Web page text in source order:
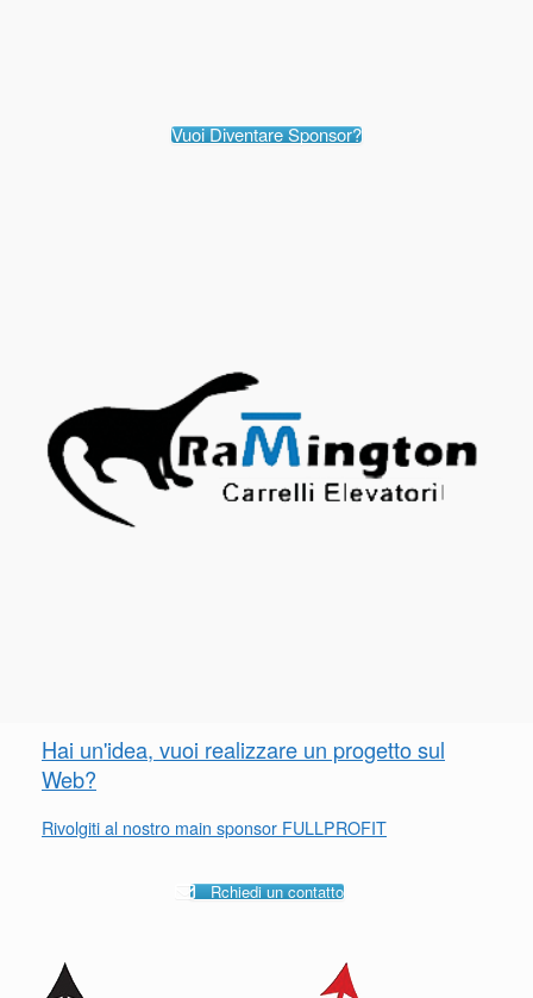
Vuoi Diventare Sponsor?
Hai un'idea, vuoi realizzare un progetto sul
Web?
Rivolgiti al nostro main sponsor FULLPROFIT
Rchiedi un contatto